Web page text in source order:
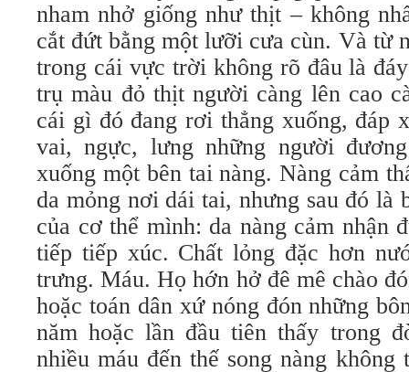
nham nhở giống như thịt – không
cắt đứt bằng một lưỡi cưa cùn. Và từ
trong cái vực trời không rõ đâu là
trụ màu đỏ thịt người càng lên cao
cái gì đó đang rơi thẳng xuống, đáp
vai, ngực, lưng những người
xuống một bên tai nàng. Nàng cảm
da mỏng nơi dái tai, nhưng sau đó là
của cơ thể mình: da nàng cảm nhận
tiếp tiếp xúc. Chất lỏng đặc hơn
trưng. Máu. Họ hớn hở đê mê chào
hoặc toán dân xứ nóng đón những
năm hoặc lần đầu tiên thấy trong
nhiều máu đến thế song nàng